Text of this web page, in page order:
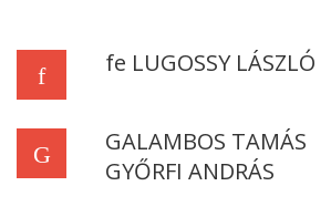
f fe LUGOSSY LÁSZLÓ
G
GALAMBOS TAMÁS
GYŐRFI ANDRÁS